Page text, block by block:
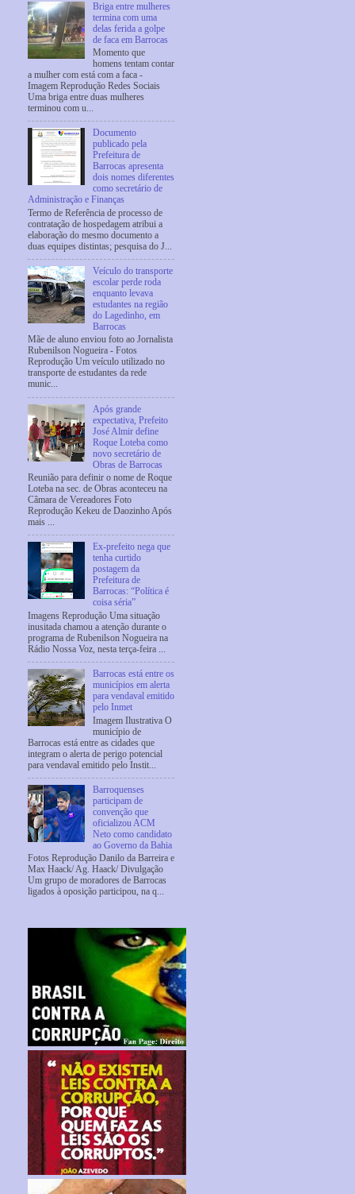
Briga entre mulheres
termina com uma
delas ferida a golpe
de faca em Barrocas
Momento que
homens tentam contar
a mulher com está com a faca -
Imagem Reprodução Redes Sociais
Uma briga entre duas mulheres
terminou com u...
Documento
publicado pela
Prefeitura de
Barrocas apresenta
dois nomes diferentes
como secretário de
Administração e Finanças
Termo de Referência de processo de
contratação de hospedagem atribui a
elaboração do mesmo documento a
duas equipes distintas; pesquisa do J...
Veículo do transporte
escolar perde roda
enquanto levava
estudantes na região
do Lagedinho, em
Barrocas
Mãe de aluno enviou foto ao Jornalista
Rubenilson Nogueira - Fotos
Reprodução Um veículo utilizado no
transporte de estudantes da rede
munic...
Após grande
expectativa, Prefeito
José Almir define
Roque Loteba como
novo secretário de
Obras de Barrocas
Reunião para definir o nome de Roque
Loteba na sec. de Obras aconteceu na
Câmara de Vereadores Foto
Reprodução Kekeu de Daozinho Após
mais ...
Ex-prefeito nega que
tenha curtido
postagem da
Prefeitura de
Barrocas: “Política é
coisa séria”
Imagens Reprodução Uma situação
inusitada chamou a atenção durante o
programa de Rubenilson Nogueira na
Rádio Nossa Voz, nesta terça-feira ...
Barrocas está entre os
municípios em alerta
para vendaval emitido
pelo Inmet
Imagem Ilustrativa O
município de
Barrocas está entre as cidades que
integram o alerta de perigo potencial
para vendaval emitido pelo Instit...
Barroquenses
participam de
convenção que
oficializou ACM
Neto como candidato
ao Governo da Bahia
Fotos Reprodução Danilo da Barreira e
Max Haack/ Ag. Haack/ Divulgação
Um grupo de moradores de Barrocas
ligados à oposição participou, na q...